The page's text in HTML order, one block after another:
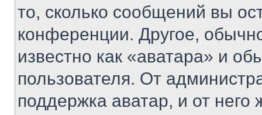
то, сколько сообщений вы
конференции. Другое,
известно как «аватара» и
пользователя. От
поддержка аватар, и от него